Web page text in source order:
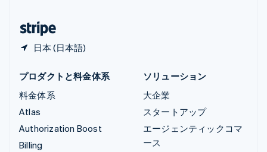
日本 (日本語)
プロダクトと料金体系
料金体系
Atlas
Authorization Boost
Billing
ソリューション
大企業
スタートアップ
エージェンティックコマ
ース